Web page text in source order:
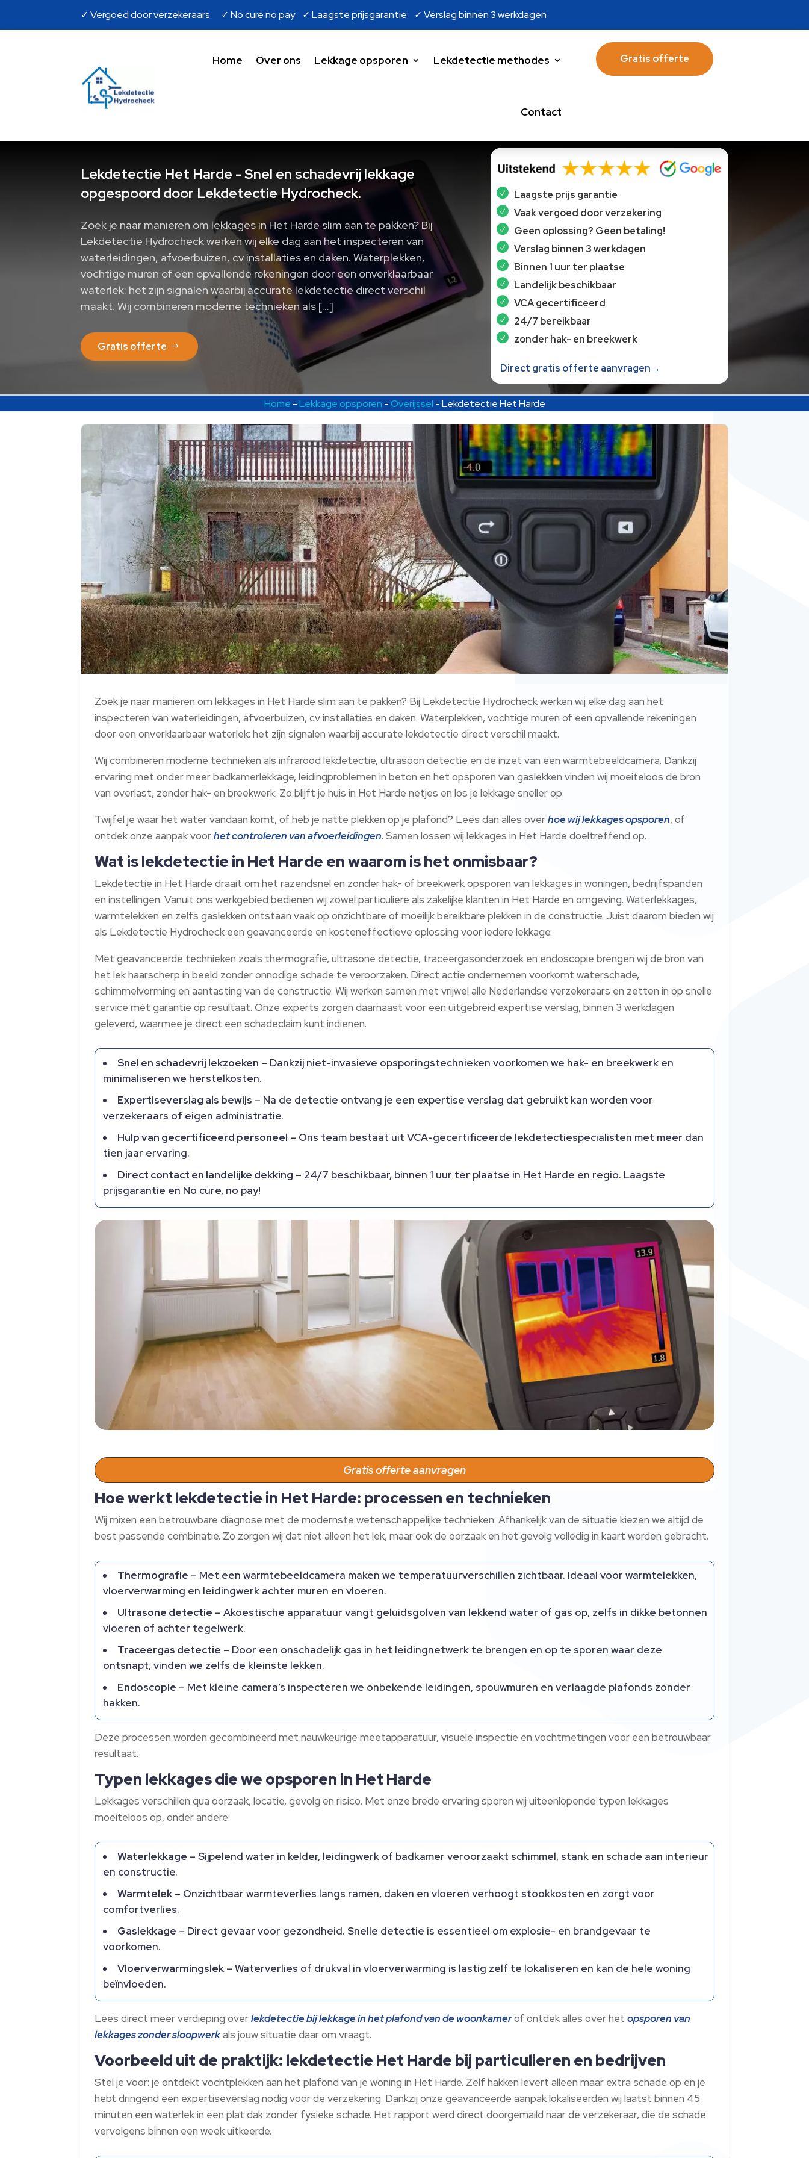
✓ Vergoed door verzekeraars ✓ No cure no pay ✓ Laagste prijsgarantie ✓ Verslag binnen 3 werkdagen
Home Over ons Lekkage opsporen Lekdetectie methodes
Contact
Gratis offerte
Lekdetectie Het Harde - Snel en schadevrij lekkage
opgespoord door Lekdetectie Hydrocheck.
Zoek je naar manieren om lekkages in Het Harde slim aan te pakken? Bij
Lekdetectie Hydrocheck werken wij elke dag aan het inspecteren van
waterleidingen, afvoerbuizen, cv installaties en daken.​ Waterplekken,
vochtige muren of een opvallende rekeningen door een onverklaarbaar
waterlek: het zijn signalen waarbij accurate lekdetectie direct verschil
maakt.​ Wij combineren moderne technieken als […]
Gratis offerte
Laagste prijs garantie
Vaak vergoed door verzekering
Geen oplossing? Geen betaling!
Verslag binnen 3 werkdagen
Binnen 1 uur ter plaatse
Landelijk beschikbaar
VCA gecertificeerd
24/7 bereikbaar
zonder hak- en breekwerk
Direct gratis offerte aanvragen→
Home -Lekkage opsporen -Overijssel -Lekdetectie Het Harde
Zoek je naar manieren om lekkages in Het Harde slim aan te pakken? Bij Lekdetectie Hydrocheck werken wij elke dag aan het
inspecteren van waterleidingen, afvoerbuizen, cv installaties en daken.​ Waterplekken, vochtige muren of een opvallende rekeningen
door een onverklaarbaar waterlek: het zijn signalen waarbij accurate lekdetectie direct verschil maakt.​
Wij combineren moderne technieken als infrarood lekdetectie, ultrasoon detectie en de inzet van een warmtebeeldcamera.​ Dankzij
ervaring met onder meer badkamerlekkage, leidingproblemen in beton en het opsporen van gaslekken vinden wij moeiteloos de bron
van overlast, zonder hak- en breekwerk.​ Zo blijft je huis in Het Harde netjes en los je lekkage sneller op.​
Twijfel je waar het water vandaan komt, of heb je natte plekken op je plafond? Lees dan alles overhoe wij lekkages opsporen, of
ontdek onze aanpak voorhet controleren van afvoerleidingen.​ Samen lossen wij lekkages in Het Harde doeltreffend op.​
Wat is lekdetectie in Het Harde en waarom is het onmisbaar?
Lekdetectie in Het Harde draait om het razendsnel en zonder hak- of breekwerk opsporen van lekkages in woningen, bedrijfspanden
en instellingen.​ Vanuit ons werkgebied bedienen wij zowel particuliere als zakelijke klanten in Het Harde en omgeving.​ Waterlekkages,
warmtelekken en zelfs gaslekken ontstaan vaak op onzichtbare of moeilijk bereikbare plekken in de constructie.​ Juist daarom bieden wij
als Lekdetectie Hydrocheck een geavanceerde en kosteneffectieve oplossing voor iedere lekkage.​
Met geavanceerde technieken zoals thermografie, ultrasone detectie, traceergasonderzoek en endoscopie brengen wij de bron van
het lek haarscherp in beeld zonder onnodige schade te veroorzaken.​ Direct actie ondernemen voorkomt waterschade,
schimmelvorming en aantasting van de constructie.​ Wij werken samen met vrijwel alle Nederlandse verzekeraars en zetten in op snelle
service mét garantie op resultaat.​ Onze experts zorgen daarnaast voor een uitgebreid expertise verslag, binnen 3 werkdagen
geleverd, waarmee je direct een schadeclaim kunt indienen.​
Snel en schadevrij lekzoeken – Dankzij niet-invasieve opsporingstechnieken voorkomen we hak- en breekwerk en
minimaliseren we herstelkosten.​
Expertiseverslag als bewijs – Na de detectie ontvang je een expertise verslag dat gebruikt kan worden voor
verzekeraars of eigen administratie.​
Hulp van gecertificeerd personeel – Ons team bestaat uit VCA-gecertificeerde lekdetectiespecialisten met meer dan
tien jaar ervaring.​
Direct contact en landelijke dekking – 24/7 beschikbaar, binnen 1 uur ter plaatse in Het Harde en regio.​ Laagste
prijsgarantie en No cure, no pay!
Gratis offerte aanvragen
Hoe werkt lekdetectie in Het Harde: processen en technieken
Wij mixen een betrouwbare diagnose met de modernste wetenschappelijke technieken.​ Afhankelijk van de situatie kiezen we altijd de
best passende combinatie.​ Zo zorgen wij dat niet alleen het lek, maar ook de oorzaak en het gevolg volledig in kaart worden gebracht.​
Thermografie – Met een warmtebeeldcamera maken we temperatuurverschillen zichtbaar.​ Ideaal voor warmtelekken,
vloerverwarming en leidingwerk achter muren en vloeren.​
Ultrasone detectie – Akoestische apparatuur vangt geluidsgolven van lekkend water of gas op, zelfs in dikke betonnen
vloeren of achter tegelwerk.​
Traceergas detectie – Door een onschadelijk gas in het leidingnetwerk te brengen en op te sporen waar deze
ontsnapt, vinden we zelfs de kleinste lekken.​
Endoscopie – Met kleine camera’s inspecteren we onbekende leidingen, spouwmuren en verlaagde plafonds zonder
hakken.​
Deze processen worden gecombineerd met nauwkeurige meetapparatuur, visuele inspectie en vochtmetingen voor een betrouwbaar
resultaat.​
Typen lekkages die we opsporen in Het Harde
Lekkages verschillen qua oorzaak, locatie, gevolg en risico.​ Met onze brede ervaring sporen wij uiteenlopende typen lekkages
moeiteloos op, onder andere:
Waterlekkage – Sijpelend water in kelder, leidingwerk of badkamer veroorzaakt schimmel, stank en schade aan interieur
en constructie.​
Warmtelek– Onzichtbaar warmteverlies langs ramen, daken en vloeren verhoogt stookkosten en zorgt voor
comfortverlies.​
Gaslekkage – Direct gevaar voor gezondheid.​ Snelle detectie is essentieel om explosie- en brandgevaar te
voorkomen.​
Vloerverwarmingslek– Waterverlies of drukval in vloerverwarming is lastig zelf te lokaliseren en kan de hele woning
beïnvloeden.​
Lees direct meer verdieping overlekdetectie bij lekkage in het plafond van de woonkamerof ontdek alles over hetopsporen van
lekkages zonder sloopwerkals jouw situatie daar om vraagt.​
Voorbeeld uit de praktijk: lekdetectie Het Harde bij particulieren en bedrijven
Stel je voor: je ontdekt vochtplekken aan het plafond van je woning in Het Harde.​ Zelf hakken levert alleen maar extra schade op en je
hebt dringend een expertiseverslag nodig voor de verzekering.​ Dankzij onze geavanceerde aanpak lokaliseerden wij laatst binnen 45
minuten een waterlek in een plat dak zonder fysieke schade.​ Het rapport werd direct doorgemaild naar de verzekeraar, die de schade
vervolgens binnen een week uitkeerde.​